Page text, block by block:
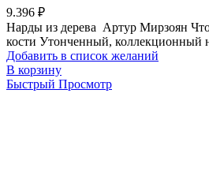
9.396 ₽
Нарды из дерева Артур Мирзоян
кости Утонченный, коллекционный
Добавить в список желаний
В корзину
Быстрый Просмотр